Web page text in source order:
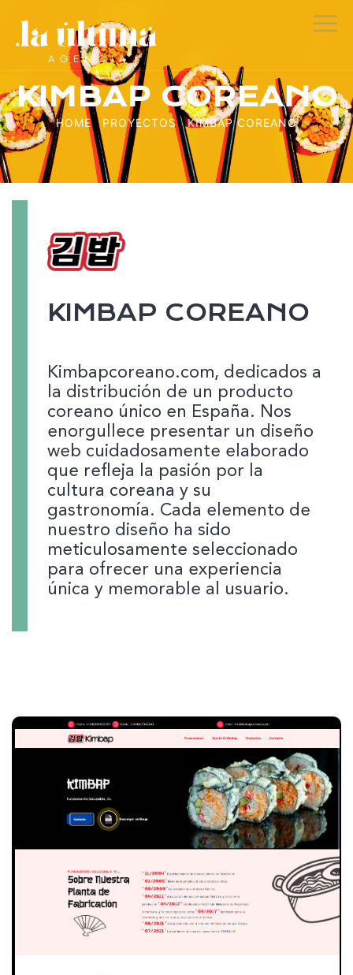
KIMBAP COREANO
HOME PROYECTOS KIMBAP COREANO
KIMBAP COREANO
Kimbapcoreano.com, dedicados a
la distribución de un producto
coreano único en España. Nos
enorgullece presentar un diseño
web cuidadosamente elaborado
que refleja la pasión por la
cultura coreana y su
gastronomía. Cada elemento de
nuestro diseño ha sido
meticulosamente seleccionado
para ofrecer una experiencia
única y memorable al usuario.